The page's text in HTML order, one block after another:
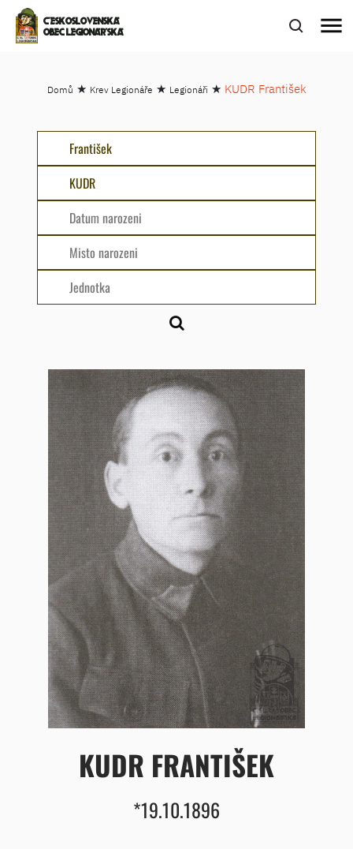
ČESKOSLOVENSKÁ
OBEC LEGIONÁŘSKÁ
menu
Domů ★ Krev Legionáře ★ Legionáři ★ KUDR František
KUDR FRANTIŠEK
*19.10.1896